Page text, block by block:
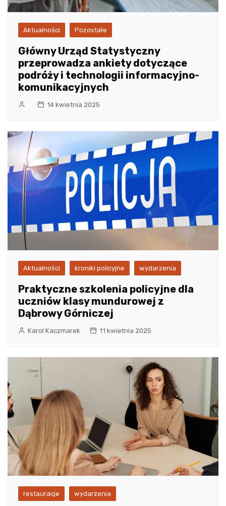
Aktualności Pozostałe
Główny Urząd Statystyczny
przeprowadza ankiety dotyczące
podróży i technologii informacyjno-
komunikacyjnych
14 kwietnia 2025
Aktualności kroniki policyjne wydarzenia
Praktyczne szkolenia policyjne dla
uczniów klasy mundurowej z
Dąbrowy Górniczej
Karol Kaczmarek 11 kwietnia 2025
restauracje wydarzenia